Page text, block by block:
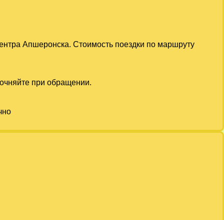
Апшеронска. Стоимость поездки по маршруту
при обращении.